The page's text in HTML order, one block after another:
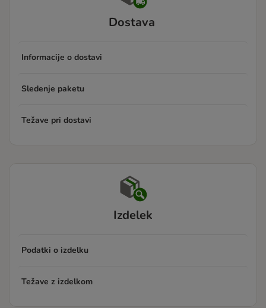
Dostava
Informacije o dostavi
Sledenje paketu
Težave pri dostavi
Izdelek
Podatki o izdelku
Težave z izdelkom